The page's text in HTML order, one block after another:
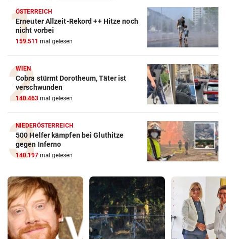
ÖSTERREICH
Erneuter Allzeit-Rekord ++ Hitze noch
nicht vorbei
159.511 mal gelesen
WIEN
Cobra stürmt Dorotheum, Täter ist
verschwunden
140.463 mal gelesen
NIEDERÖSTERREICH
500 Helfer kämpfen bei Gluthitze
gegen Inferno
140.197 mal gelesen